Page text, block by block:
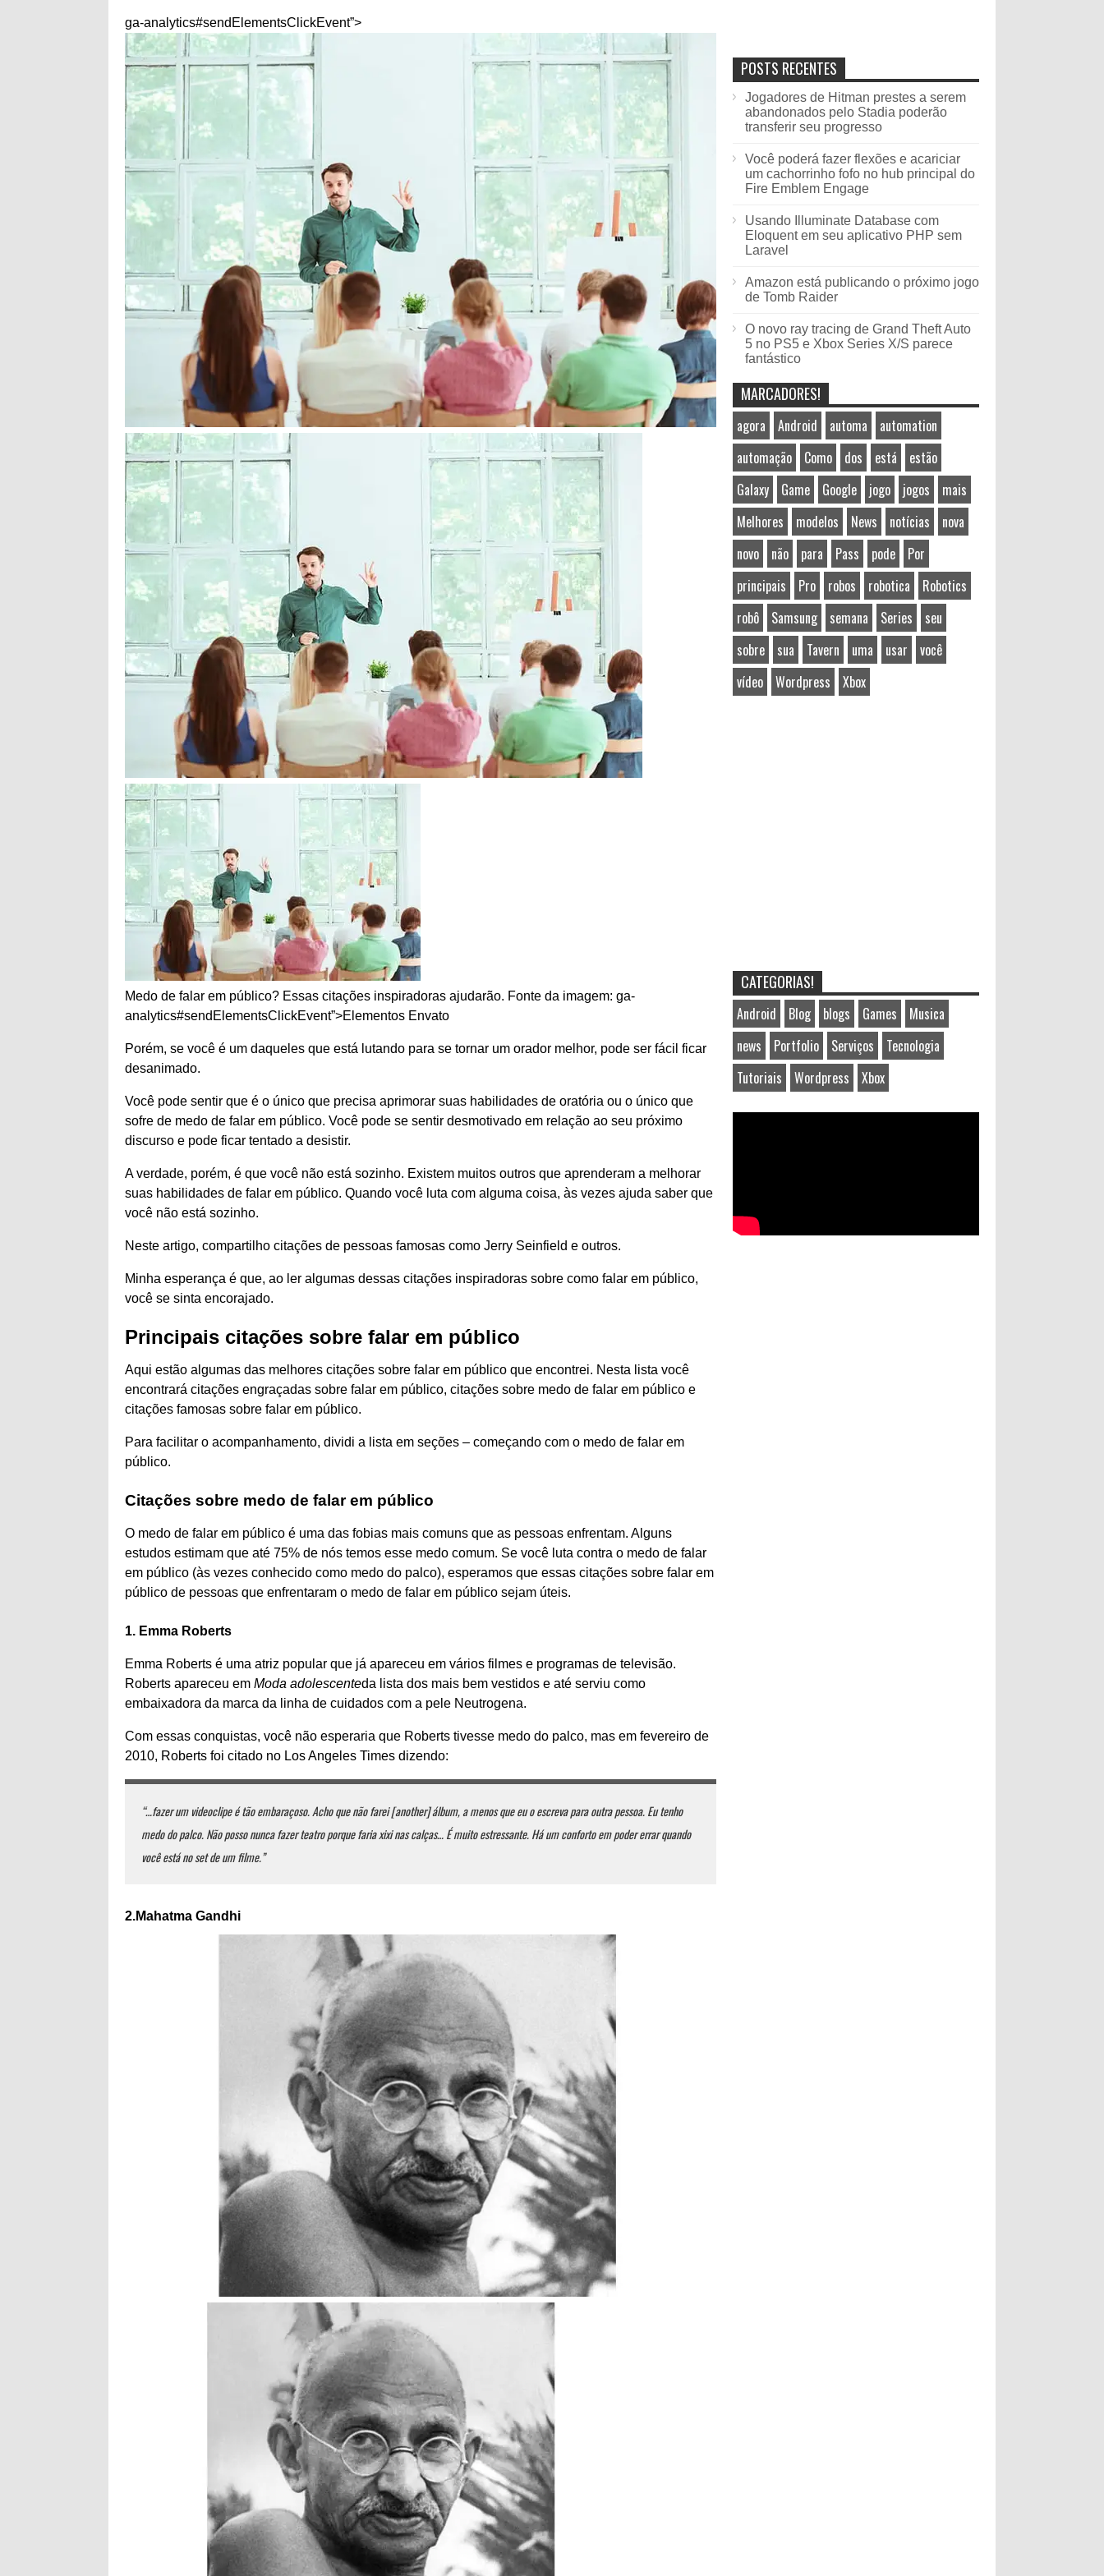
ga-analytics#sendElementsClickEvent”>
Medo de falar em público? Essas citações inspiradoras ajudarão. Fonte da imagem: ga-
analytics#sendElementsClickEvent”>Elementos Envato
Porém, se você é um daqueles que está lutando para se tornar um orador melhor, pode ser fácil ficar
desanimado.
Você pode sentir que é o único que precisa aprimorar suas habilidades de oratória ou o único que
sofre de medo de falar em público. Você pode se sentir desmotivado em relação ao seu próximo
discurso e pode ficar tentado a desistir.
A verdade, porém, é que você não está sozinho. Existem muitos outros que aprenderam a melhorar
suas habilidades de falar em público. Quando você luta com alguma coisa, às vezes ajuda saber que
você não está sozinho.
Neste artigo, compartilho citações de pessoas famosas como Jerry Seinfield e outros.
Minha esperança é que, ao ler algumas dessas citações inspiradoras sobre como falar em público,
você se sinta encorajado.
Principais citações sobre falar em público
Aqui estão algumas das melhores citações sobre falar em público que encontrei. Nesta lista você
encontrará citações engraçadas sobre falar em público, citações sobre medo de falar em público e
citações famosas sobre falar em público.
Para facilitar o acompanhamento, dividi a lista em seções – começando com o medo de falar em
público.
Citações sobre medo de falar em público
O medo de falar em público é uma das fobias mais comuns que as pessoas enfrentam. Alguns
estudos estimam que até 75% de nós temos esse medo comum. Se você luta contra o medo de falar
em público (às vezes conhecido como medo do palco), esperamos que essas citações sobre falar em
público de pessoas que enfrentaram o medo de falar em público sejam úteis.
1. Emma Roberts
Emma Roberts é uma atriz popular que já apareceu em vários filmes e programas de televisão.
Roberts apareceu em Moda adolescenteda lista dos mais bem vestidos e até serviu como
embaixadora da marca da linha de cuidados com a pele Neutrogena.
Com essas conquistas, você não esperaria que Roberts tivesse medo do palco, mas em fevereiro de
2010, Roberts foi citado no Los Angeles Times dizendo:
“…fazer um videoclipe é tão embaraçoso. Acho que não farei [another] álbum, a menos que eu o escreva para outra pessoa. Eu tenho
medo do palco. Não posso nunca fazer teatro porque faria xixi nas calças… É muito estressante. Há um conforto em poder errar quando
você está no set de um filme.”
2.Mahatma Gandhi
POSTS RECENTES
Jogadores de Hitman prestes a serem
abandonados pelo Stadia poderão
transferir seu progresso
Você poderá fazer flexões e acariciar
um cachorrinho fofo no hub principal do
Fire Emblem Engage
Usando Illuminate Database com
Eloquent em seu aplicativo PHP sem
Laravel
Amazon está publicando o próximo jogo
de Tomb Raider
O novo ray tracing de Grand Theft Auto
5 no PS5 e Xbox Series X/S parece
fantástico
MARCADORES!
agora Android automa
automation
automação
Como dos está
estão
Galaxy
Game Google jogo jogos
mais
Melhores
modelos News notícias
nova
novo
não para Pass pode
Por
principais
Pro robos robotica
Robotics
robô
Samsung semana Series
seu
sobre
sua Tavern uma usar
você
vídeo
Wordpress Xbox
CATEGORIAS!
Android Blog blogs Games
Musica
news
Portfolio Serviços
Tecnologia
Tutoriais
Wordpress Xbox